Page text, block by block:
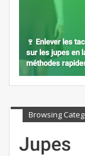
🍷 Enlever les
sur les jupes en
méthodes
Browsing
Jupes